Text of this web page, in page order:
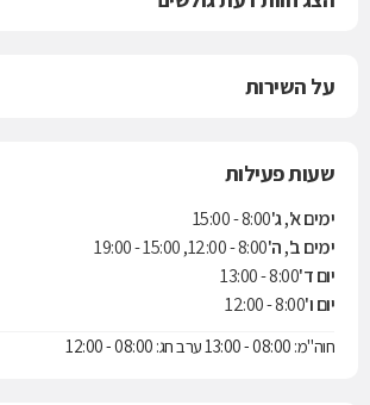
על השירות
שעות פעילות
ימים א', ג'8:00 - 15:00
ימים ב', ה'8:00 - 12:00, 15:00 - 19:00
יום ד'8:00 - 13:00
יום ו'8:00 - 12:00
חוה"מ: 08:00 - 13:00 ערב חג: 08:00 - 12:00